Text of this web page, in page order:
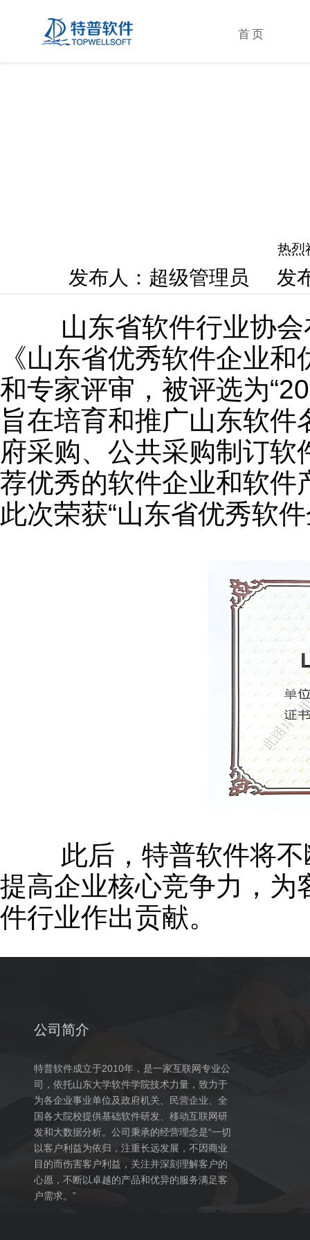
首页
热烈
发布人：超级管理员 发
山东省软件行业协会
《山东省优秀软件企业
和专家评审，被评选为
旨在培育和推广山东软
府采购、公共采购制订
荐优秀的软件企业和软件
此次荣获“山东省优秀软
此后，特普软件将不
提高企业核心竞争力，为
件行业作出贡献。
公司简介
特普软件成立于2010年，是一家互联网专业公
司，依托山东大学软件学院技术力量，致力于
为各企业事业单位及政府机关、民营企业、全
国各大院校提供基础软件研发、移动互联网研
发和大数据分析。公司秉承的经营理念是“一切
以客户利益为依归，注重长远发展，不因商业
目的而伤害客户利益，关注并深刻理解客户的
心愿，不断以卓越的产品和优异的服务满足客
户需求。”